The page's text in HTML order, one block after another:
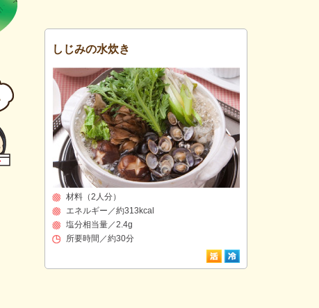
しじみの水炊き
材料（2人分）
エネルギー／約313kcal
塩分相当量／2.4g
所要時間／約30分